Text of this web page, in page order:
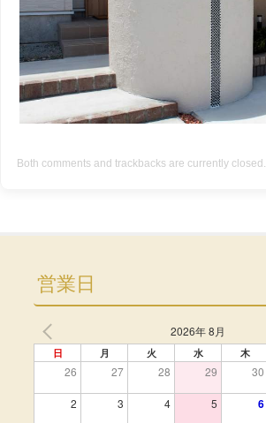
Both comments and trackbacks are currently closed.
営業日
2026年 8月
日 月 火 水 木
26 27 28 29 30
2 3 4 5 6